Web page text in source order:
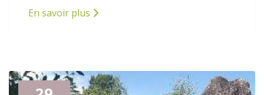
En savoir plus